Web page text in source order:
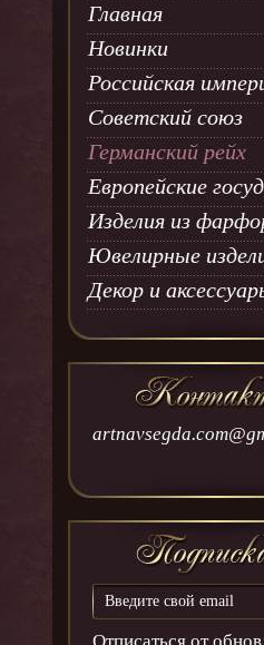
Главная
Новинки
Российская
Советский союз
Германский рейх
Европейские
Изделия из
Ювелирные
Декор и